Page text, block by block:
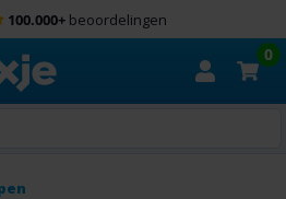
100.000+ beoordelingen
0